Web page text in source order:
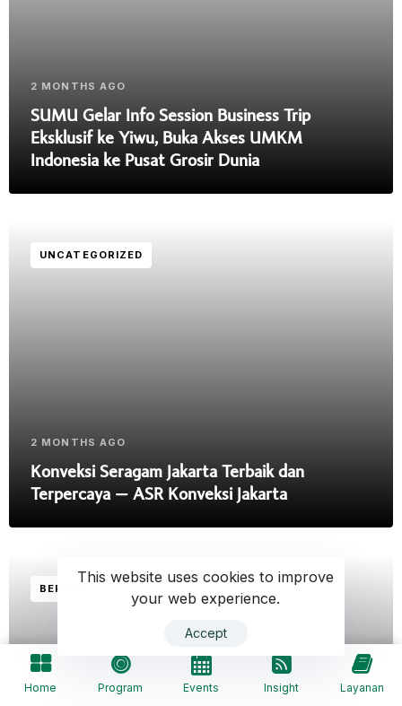
2 MONTHS AGO
SUMU Gelar Info Session Business Trip
Eksklusif ke Yiwu, Buka Akses UMKM
Indonesia ke Pusat Grosir Dunia
UNCATEGORIZED
2 MONTHS AGO
Konveksi Seragam Jakarta Terbaik dan
Terpercaya – ASR Konveksi Jakarta
BERITA
Home Program Events Insight Layanan
This website uses cookies to improve
your web experience.
Accept